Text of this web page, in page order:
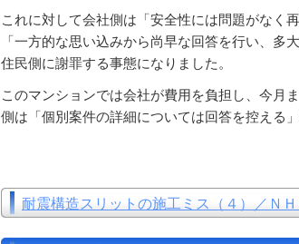
これに対して会社側は「安全性には問題がなく
「一方的な思い込みから尚早な回答を行い、
住民側に謝罪する事態になりました。
このマンションでは会社が費用を負担し、今月
側は「個別案件の詳細については回答を控える
耐震構造スリットの施工ミス（４）／Ｎ